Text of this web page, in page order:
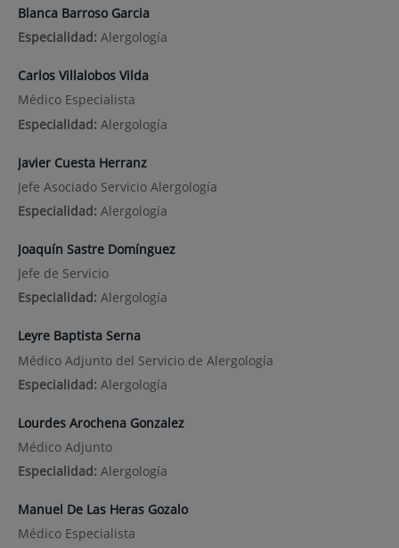
Blanca Barroso Garcia
Especialidad: Alergología
Carlos Villalobos Vilda
Médico Especialista
Especialidad: Alergología
Javier Cuesta Herranz
Jefe Asociado Servicio Alergología
Especialidad: Alergología
Joaquín Sastre Domínguez
Jefe de Servicio
Especialidad: Alergología
Leyre Baptista Serna
Médico Adjunto del Servicio de Alergología
Especialidad: Alergología
Lourdes Arochena Gonzalez
Médico Adjunto
Especialidad: Alergología
Manuel De Las Heras Gozalo
Médico Especialista